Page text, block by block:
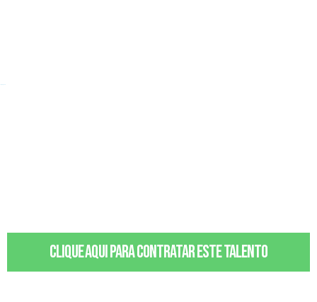
Clique aqui para contratar este talento